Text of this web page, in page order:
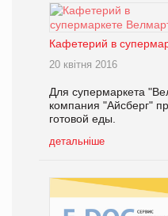
Кафетерий в
20 квітня 2016
Для супермаркета
компания "Айсберг"
готовой еды.
детальніше